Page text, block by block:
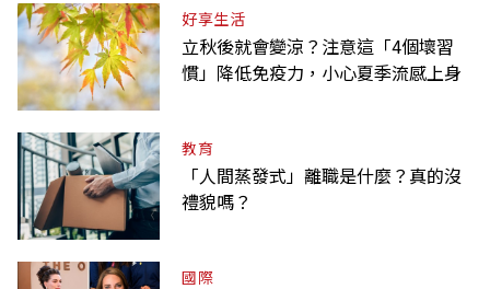
好享生活
立秋後就會變涼？注意這「4個壞習
慣」降低免疫力，小心夏季流感上身
教育
「人間蒸發式」離職是什麼？真的沒
禮貌嗎？
國際